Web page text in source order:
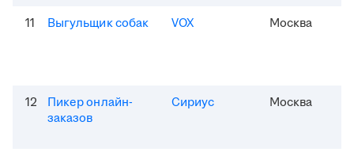
11 Выгульщик собак VOX Москва
12
Пикер онлайн-
заказов
Сириус Москва